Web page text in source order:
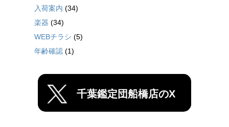
入荷案内 (34)
楽器 (34)
WEBチラシ (5)
年齢確認 (1)
千葉鑑定団船橋店のX